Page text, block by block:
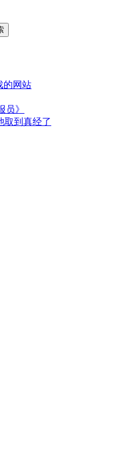
的网站
》
取到真经了